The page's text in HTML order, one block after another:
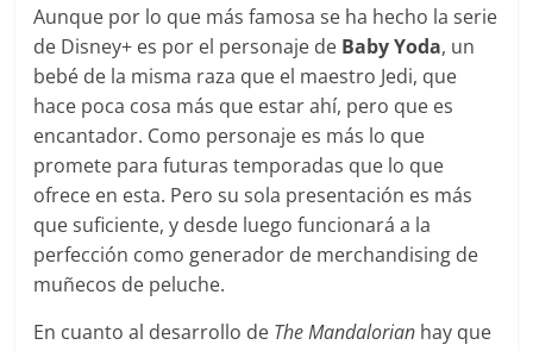
Aunque por lo que más famosa se ha hecho la serie
de Disney+ es por el personaje de Baby Yoda, un
bebé de la misma raza que el maestro Jedi, que
hace poca cosa más que estar ahí, pero que es
encantador. Como personaje es más lo que
promete para futuras temporadas que lo que
ofrece en esta. Pero su sola presentación es más
que suficiente, y desde luego funcionará a la
perfección como generador de merchandising de
muñecos de peluche.
En cuanto al desarrollo de The Mandalorian hay que